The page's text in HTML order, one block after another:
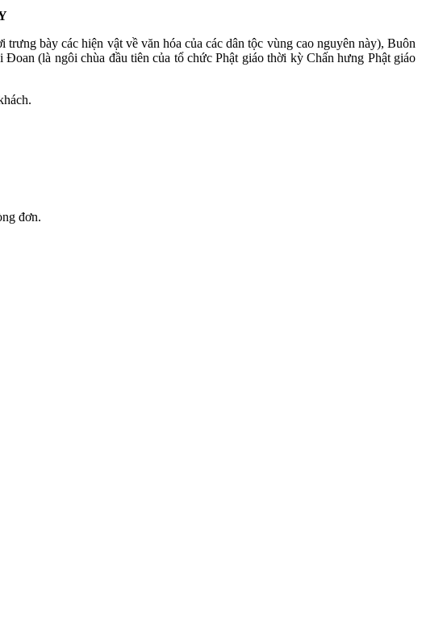
bày các hiện vật về văn hóa của các dân tộc vùng cao nguyên này), Buôn
(là ngôi chùa đầu tiên của tổ chức Phật giáo thời kỳ Chấn hưng Phật giáo
đơn.